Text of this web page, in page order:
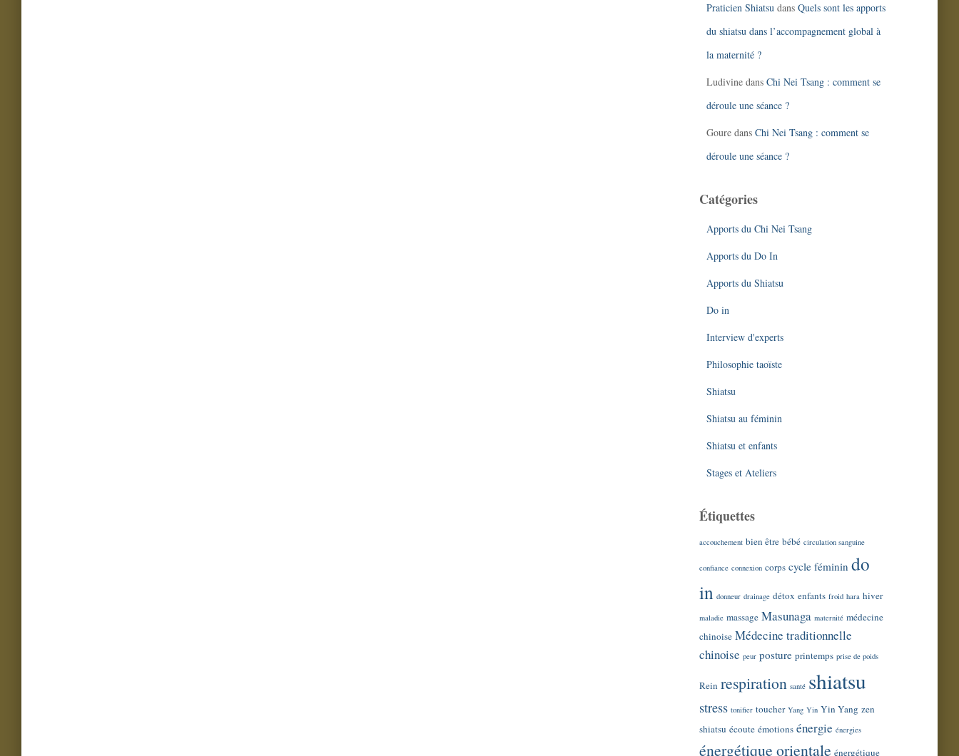
Praticien Shiatsudans Quels sont les apports
du shiatsu dans l’accompagnement global à
la maternité ?
Ludivinedans Chi Nei Tsang : comment se
déroule une séance ?
Gouredans Chi Nei Tsang : comment se
déroule une séance ?
Catégories
Apports du Chi Nei Tsang
Apports du Do In
Apports du Shiatsu
Do in
Interview d'experts
Philosophie taoïste
Shiatsu
Shiatsu au féminin
Shiatsu et enfants
Stages et Ateliers
Étiquettes
accouchement bien être bébé circulation sanguine
confiance connexion corps cycle féminin do
in donneur drainage détox enfants froid hara hiver
maladie massage Masunaga maternité médecine
chinoise Médecine traditionnelle
chinoise peur posture printemps prise de poids
Rein respiration santé shiatsu
stress tonifier toucher Yang Yin Yin Yang zen
shiatsu écoute émotions énergie énergies
énergétique orientale énergétique